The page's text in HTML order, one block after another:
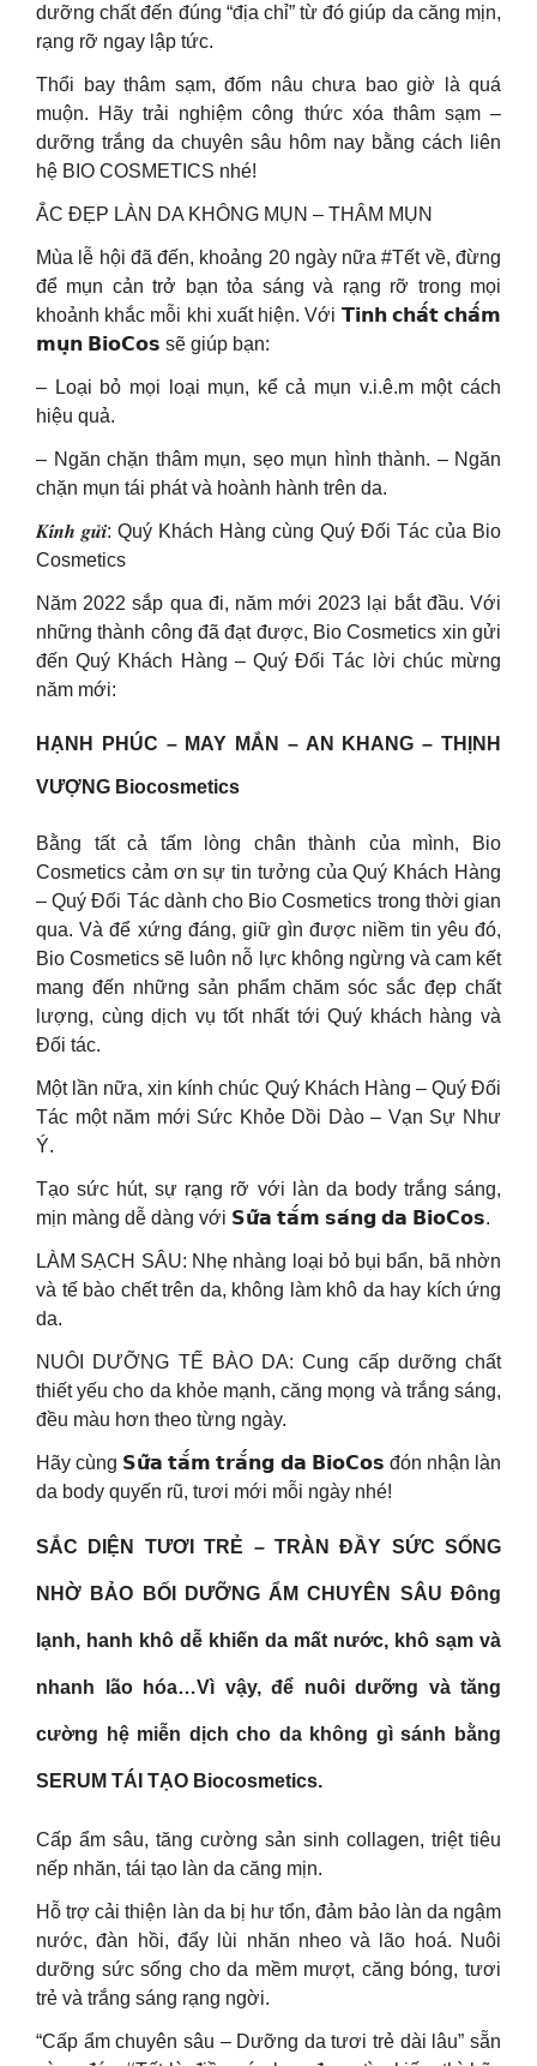
dưỡng chất đến đúng “địa chỉ” từ đó giúp da căng mịn,
rạng rỡ ngay lập tức.
Thổi bay thâm sạm, đốm nâu chưa bao giờ là quá
muộn. Hãy trải nghiệm công thức xóa thâm sạm –
dưỡng trắng da chuyên sâu hôm nay bằng cách liên
hệ BIO COSMETICS nhé!
ẮC ĐẸP LÀN DA KHÔNG MỤN – THÂM MỤN
Mùa lễ hội đã đến, khoảng 20 ngày nữa #Tết về, đừng
để mụn cản trở bạn tỏa sáng và rạng rỡ trong mọi
khoảnh khắc mỗi khi xuất hiện. Với 𝗧𝗶𝗻𝗵 𝗰𝗵𝗮̂́𝘁 𝗰𝗵𝗮̂́𝗺
𝗺𝘂̣𝗻 𝗕𝗶𝗼𝗖𝗼𝘀 sẽ giúp bạn:
– Loại bỏ mọi loại mụn, kể cả mụn v.i.ê.m một cách
hiệu quả.
– Ngăn chặn thâm mụn, sẹo mụn hình thành. – Ngăn
chặn mụn tái phát và hoành hành trên da.
𝑲𝒊́𝒏𝒉 𝒈𝒖̛̉𝒊: Quý Khách Hàng cùng Quý Đối Tác của Bio
Cosmetics
Năm 2022 sắp qua đi, năm mới 2023 lại bắt đầu. Với
những thành công đã đạt được, Bio Cosmetics xin gửi
đến Quý Khách Hàng – Quý Đối Tác lời chúc mừng
năm mới:
HẠNH PHÚC – MAY MẮN – AN KHANG – THỊNH
VƯỢNG Biocosmetics
Bằng tất cả tấm lòng chân thành của mình, Bio
Cosmetics cảm ơn sự tin tưởng của Quý Khách Hàng
– Quý Đối Tác dành cho Bio Cosmetics trong thời gian
qua. Và để xứng đáng, giữ gìn được niềm tin yêu đó,
Bio Cosmetics sẽ luôn nỗ lực không ngừng và cam kết
mang đến những sản phẩm chăm sóc sắc đẹp chất
lượng, cùng dịch vụ tốt nhất tới Quý khách hàng và
Đối tác.
Một lần nữa, xin kính chúc Quý Khách Hàng – Quý Đối
Tác một năm mới Sức Khỏe Dồi Dào – Vạn Sự Như
Ý.
Tạo sức hút, sự rạng rỡ với làn da body trắng sáng,
mịn màng dễ dàng với 𝗦𝘂̛̃𝗮 𝘁𝗮̆́𝗺 𝘀𝗮́𝗻𝗴 𝗱𝗮 𝗕𝗶𝗼𝗖𝗼𝘀.
LÀM SẠCH SÂU: Nhẹ nhàng loại bỏ bụi bẩn, bã nhờn
và tế bào chết trên da, không làm khô da hay kích ứng
da.
NUÔI DƯỠNG TẾ BÀO DA: Cung cấp dưỡng chất
thiết yếu cho da khỏe mạnh, căng mọng và trắng sáng,
đều màu hơn theo từng ngày.
Hãy cùng 𝗦𝘂̛̃𝗮 𝘁𝗮̆́𝗺 𝘁𝗿𝗮̆́𝗻𝗴 𝗱𝗮 𝗕𝗶𝗼𝗖𝗼𝘀 đón nhận làn
da body quyến rũ, tươi mới mỗi ngày nhé!
SẮC DIỆN TƯƠI TRẺ – TRÀN ĐẦY SỨC SỐNG
NHỜ BẢO BỐI DƯỠNG ẨM CHUYÊN SÂU Đông
lạnh, hanh khô dễ khiến da mất nước, khô sạm và
nhanh lão hóa…Vì vậy, để nuôi dưỡng và tăng
cường hệ miễn dịch cho da không gì sánh bằng
SERUM TÁI TẠO Biocosmetics.
Cấp ẩm sâu, tăng cường sản sinh collagen, triệt tiêu
nếp nhăn, tái tạo làn da căng mịn.
Hỗ trợ cải thiện làn da bị hư tổn, đảm bảo làn da ngậm
nước, đàn hồi, đẩy lùi nhăn nheo và lão hoá. Nuôi
dưỡng sức sống cho da mềm mượt, căng bóng, tươi
trẻ và trắng sáng rạng ngời.
“Cấp ẩm chuyên sâu – Dưỡng da tươi trẻ dài lâu” sẵn